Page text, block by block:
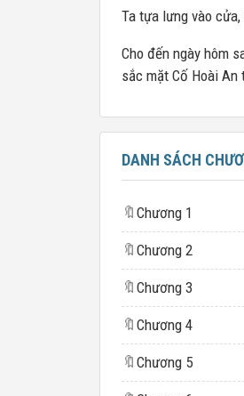
Ta tựa lưng vào
Cho đến ngày hôm
sắc mặt Cố Hoài
DANH SÁCH
🔖 Chương 1
🔖 Chương 2
🔖 Chương 3
🔖 Chương 4
🔖 Chương 5